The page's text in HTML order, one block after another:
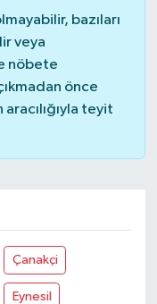
bazıları
veya
nöbete
önce
teyit
Çanakçi
Eynesil